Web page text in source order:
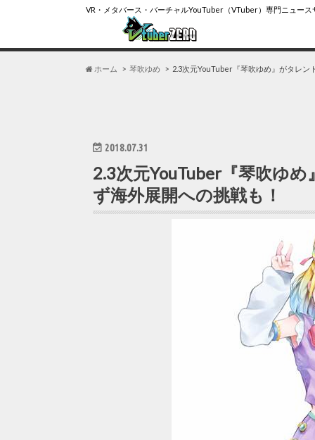
VR・メタバース・バーチャルYouTuber（VTuber）専門ニュース
ホーム 琴吹ゆめ 2.3次元YouTuber『琴吹ゆめ』がタレン
2018.07.31
2.3次元YouTuber『琴吹ゆ
ず海外展開への挑戦も！